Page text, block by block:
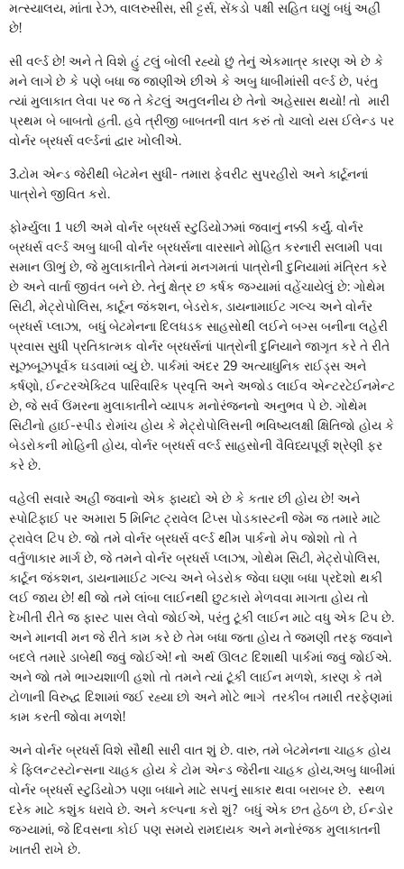
મત્સ્યાલય, માંતા રેઝ, વાલરુસીસ, સી ટ્ટર્સ, સેંકડો પક્ષી સહિત ઘણું બધું અહીં
છે!
સી વર્લ્ડ છે! અને તે વિશે હું ટલું બોલી રહ્યો છું તેનું એકમાત્ર કારણ એ છે કે
મને લાગે છે કે પણે બધા જ જાણીએ છીએ કે અબુ ધાબીમાંસી વર્લ્ડ છે, પરંતુ
ત્યાં મુલાકાત લેવા પર જ તે કેટલું અતુલનીય છે તેનો અહેસાસ થયો! તો મારી
પ્રથમ બે બાબતો હતી. હવે ત્રીજી બાબતની વાત કરું તો ચાલો યસ ઈલેન્ડ પર
વોર્નર બ્રધર્સ વર્લ્ડનાં દ્વાર ખોલીએ.
3.ટોમ એન્ડ જેરીથી બેટમેન સુધી- તમારા ફેવરીટ સુપરહીરો અને કાર્ટૂનનાં
પાત્રોને જીવિત કરો.
ફોર્મ્યુલા 1 પછી અમે વોર્નર બ્રધર્સ સ્ટુડિયોઝમાં જવાનું નક્કી કર્યું. વોર્નર
બ્રધર્સ વર્લ્ડ અબુ ધાબી વોર્નર બ્રધર્સના વારસાને મોહિત કરનારી સલામી પવા
સમાન ઊભું છે, જે મુલાકાતીને તેમનાં મનગમતાં પાત્રોની દુનિયામાં મંત્રિત કરે
છે અને વાર્તા જીવંત બને છે. તેનું ક્ષેત્ર છ કર્ષક જગ્યામાં વહેંચાયેલું છે: ગોથેમ
સિટી, મેટ્રોપોલિસ, કાર્ટૂન જંકશન, બેડરોક, ડાયનામાઈટ ગલ્ચ અને વોર્નર
બ્રધર્સ પ્લાઝા, બધું બેટમેનના દિલધડક સાહસોથી લઈને બગ્સ બનીના લહેરી
પ્રવાસ સુધી પ્રતિકાત્મક વોર્નર બ્રધર્સનાં પાત્રોની દુનિયાને જાગૃત કરે તે રીતે
સૂઝબૂઝપૂર્વક ઘડવામાં વ્યું છે. પાર્કમાં અંદર 29 અત્યાધુનિક રાઈડ્સ અને
કર્ષણો, ઈન્ટરએક્ટિવ પારિવારિક પ્રવૃત્તિ અને અજોડ લાઈવ એન્ટરટેઈનમેન્ટ
છે, જે સર્વ ઉંમરના મુલાકાતીને વ્યાપક મનોરંજનનો અનુભવ પે છે. ગોથેમ
સિટીનો હાઈ-સ્પીડ રોમાંચ હોય કે મેટ્રોપોલિસની ભવિષ્યલક્ષી ક્ષિતિજો હોય કે
બેડરોકની મોહિની હોય, વોર્નર બ્રધર્સ વર્લ્ડ સાહસોની વૈવિધ્યપૂર્ણ શ્રેણી ફર
કરે છે.
વહેલી સવારે અહીં જવાનો એક ફાયદો એ છે કે કતાર છી હોય છે! અને
સ્પોટિફાઈ પર અમારા 5 મિનિટ ટ્રાવેલ ટિપ્સ પોડકાસ્ટની જેમ જ તમારે માટે
ટ્રાવેલ ટિપ છે. જો તમે વોર્નર બ્રધર્સ વર્લ્ડ થીમ પાર્કનો મેપ જોશો તો તે
વર્તુળાકાર માર્ગ છે, જે તમને વોર્નર બ્રધર્સ પ્લાઝા, ગોથેમ સિટી, મેટ્રોપોલિસ,
કાર્ટૂન જંકશન, ડાયનામાઈટ ગલ્ચ અને બેડરોક જેવા ઘણા બધા પ્રદેશો થકી
લઈ જાય છે! થી જો તમે લાંબા લાઈનથી છુટકારો મેળવવા માગતા હોય તો
દેખીતી રીતે જ ફાસ્ટ પાસ લેવો જોઈએ, પરંતુ ટૂંકી લાઈન માટે વધુ એક ટિપ છે.
અને માનવી મન જે રીતે કામ કરે છે તેમ બધા જતા હોય તે જમણી તરફ જવાને
બદલે તમારે ડાબેથી જવું જોઈએ! નો અર્થ ઊલટ દિશાથી પાર્કમાં જવું જોઈએ.
અને જો તમે ભાગ્યશાળી હશો તો તમને ત્યાં ટૂંકી લાઈન મળશે, કારણ કે તમે
ટોળાની વિરુદ્ધ દિશામાં જઈ રહ્યા છો અને મોટે ભાગે તરકીબ તમારી તરફેણમાં
કામ કરતી જોવા મળશે!
અને વોર્નર બ્રધર્સ વિશે સૌથી સારી વાત શું છે. વારુ, તમે બેટમેનના ચાહક હોય
કે ફ્લિન્ટસ્ટોન્સના ચાહક હોય કે ટોમ એન્ડ જેરીના ચાહક હોય,અબુ ધાબીમાં
વોર્નર બ્રધર્સ સ્ટુડિયોઝ પણા બધાને માટે સપનું સાકાર થવા બરાબર છે. સ્થળ
દરેક માટે કશુંક ધરાવે છે. અને કલ્પના કરો શું? બધું એક છત હેઠળ છે, ઈન્ડોર
જગ્યામાં, જે દિવસના કોઈ પણ સમયે રામદાયક અને મનોરંજક મુલાકાતની
ખાતરી રાખે છે.